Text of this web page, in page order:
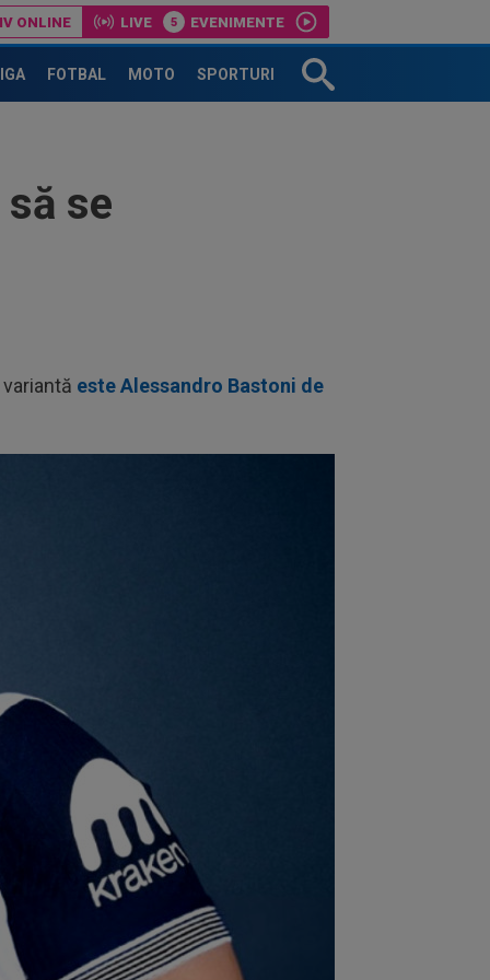
ONLINE LIVE EVENIMENTE
FOTBAL MOTO SPORTURI
se
este Alessandro Bastoni de
Mai rău decât CFR Cluj: scorul
în Europa! La pauză erau conduși cu
EXCLUSIV
Folha, OUT de la CFR
după dezastrul cu Tromso! ”Îi dau
pe toți!”...
Gigi Becali: ”Am
un jucător pe 3.000.000 €”